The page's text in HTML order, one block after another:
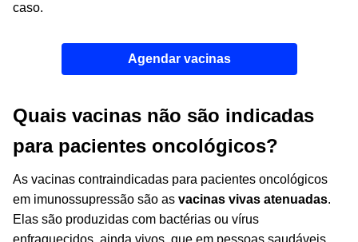
caso.
Agendar vacinas
Quais vacinas não são indicadas
para pacientes oncológicos?
As vacinas contraindicadas para pacientes oncológicos
em imunossupressão são as vacinas vivas atenuadas.
Elas são produzidas com bactérias ou vírus
enfraquecidos, ainda vivos, que em pessoas saudáveis